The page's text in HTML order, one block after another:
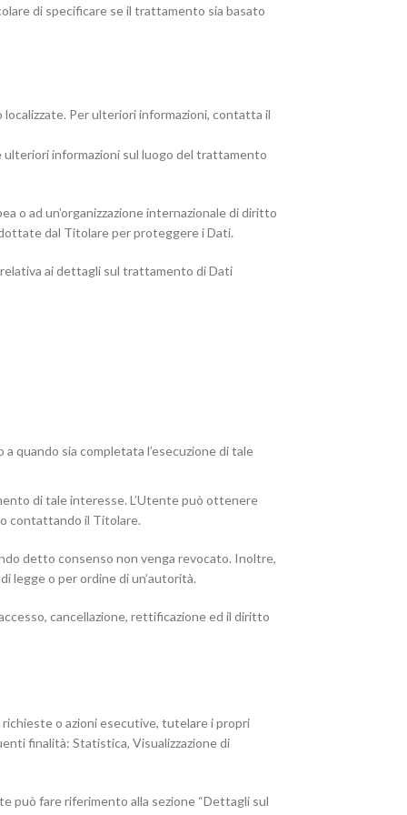
di specificare se il trattamento sia basato
Per ulteriori informazioni, contatta il
informazioni sul luogo del trattamento
o ad un’organizzazione internazionale di diritto
dal Titolare per proteggere i Dati.
ai dettagli sul trattamento di Dati
quando sia completata l’esecuzione di tale
di tale interesse. L’Utente può ottenere
contattando il Titolare.
detto consenso non venga revocato. Inoltre,
legge o per ordine di un’autorità.
cancellazione, rettificazione ed il diritto
o azioni esecutive, tutelare i propri
finalità: Statistica, Visualizzazione di
può fare riferimento alla sezione “Dettagli sul